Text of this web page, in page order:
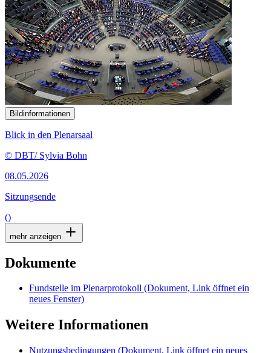
Bildinformationen
Blick in den Plenarsaal
© DBT/ Sylvia Bohn
08.05.2026
Sitzungsende
()
mehr anzeigen
Dokumente
Fundstelle im Plenarprotokoll (Dokument, Link öffnet ein
neues Fenster)
Weitere Informationen
Nutzungsbedingungen (Dokument, Link öffnet ein neues